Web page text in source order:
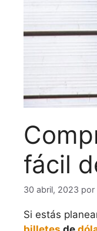
fácil
30 abril, 2023 por
Si estás